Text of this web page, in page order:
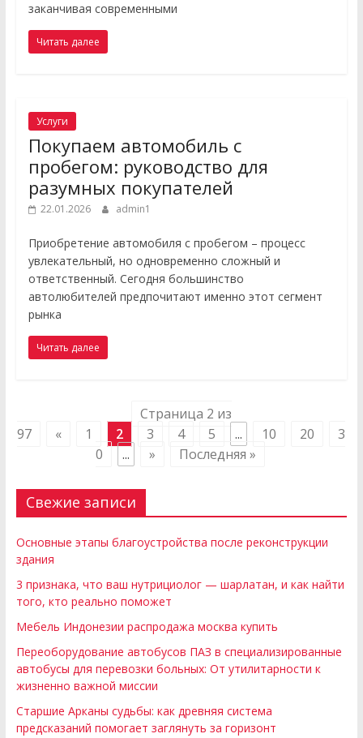
заканчивая современными
Читать далее
Услуги
Покупаем автомобиль с
пробегом: руководство для
разумных покупателей
22.01.2026 admin1
Приобретение автомобиля с пробегом – процесс
увлекательный, но одновременно сложный и
ответственный. Сегодня большинство
автолюбителей предпочитают именно этот сегмент
рынка
Читать далее
Страница 2 из
97
« 1 2 3 4 5 ... 10 20
3
0
... » Последняя »
Свежие записи
Основные этапы благоустройства после реконструкции
здания
3 признака, что ваш нутрициолог — шарлатан, и как найти
того, кто реально поможет
Мебель Индонезии распродажа москва купить
Переоборудование автобусов ПАЗ в специализированные
автобусы для перевозки больных: От утилитарности к
жизненно важной миссии
Старшие Арканы судьбы: как древняя система
предсказаний помогает заглянуть за горизонт